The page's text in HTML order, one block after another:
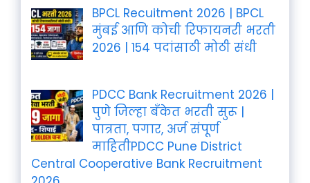
BPCL Recuitment 2026 | BPCL
मुंबई आणि कोची रिफायनरी भरती
2026 | 154 पदांसाठी मोठी संधी
PDCC Bank Recruitment 2026 |
पुणे जिल्हा बँकेत भरती सुरू |
पात्रता, पगार, अर्ज संपूर्ण
माहितीPDCC Pune District
Central Cooperative Bank Recruitment